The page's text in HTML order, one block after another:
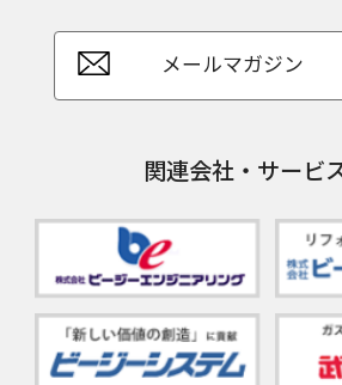
メールマガジン
関連会社・サービ